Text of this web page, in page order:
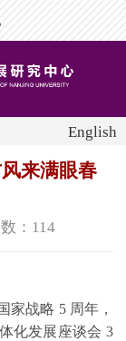
English
来满眼春
： 114
家战略 5 周年，
化发展座谈会 3